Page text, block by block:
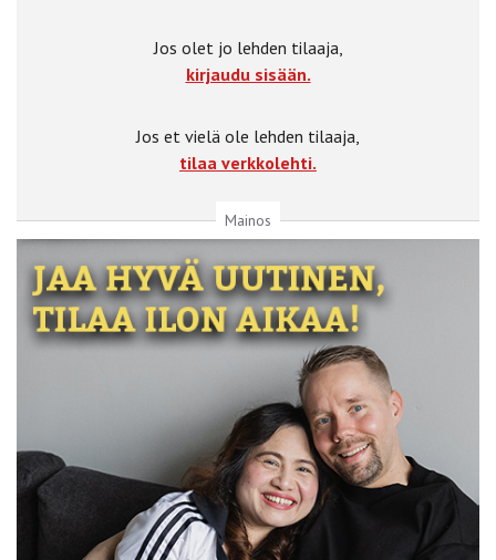
Jos olet jo lehden tilaaja,
kirjaudu sisään.
Jos et vielä ole lehden tilaaja,
tilaa verkkolehti.
Mainos